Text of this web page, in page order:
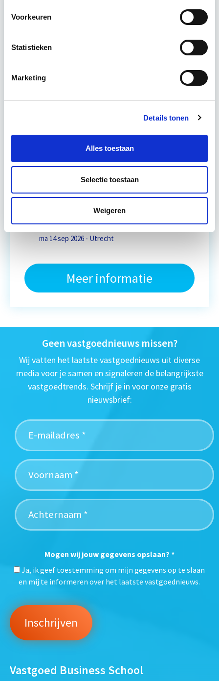
Voorkeuren
Statistieken
Marketing
Details tonen
Alles toestaan
Selectie toestaan
Weigeren
helder, integraal denk- en werkmodel om op
vastgoedportefeuille optimaal te exploiteren.
Utrecht en/of Online
15 Lesdagen lesdag(en)
4 - 8 uur per week
Eerstvolgende startdatum
ma 14 sep 2026 - Utrecht
Meer informatie
Geen vastgoednieuws missen?
Wij vatten het laatste vastgoednieuws uit diverse
media voor je samen en signaleren de belangrijkste
vastgoedtrends. Schrijf je in voor onze gratis
nieuwsbrief:
Mogen wij jouw gegevens opslaan? *
Ja, ik geef toestemming om mijn gegevens op te slaan
en mij te informeren over het laatste vastgoednieuws.
Vastgoed Business School